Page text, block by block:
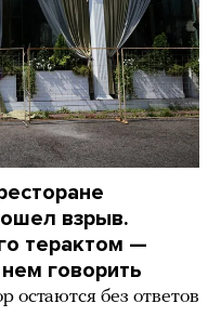
взрыв.
терактом —
говорить
остаются без ответов